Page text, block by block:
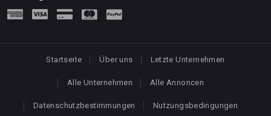
Startseite Über uns Letzte Unternehmen
Alle Unternehmen Alle Annoncen
Datenschutzbestimmungen Nutzungsbedingungen